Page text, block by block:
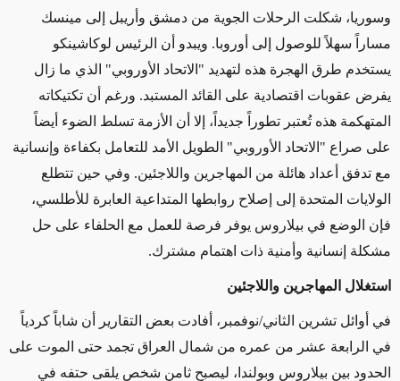
وسوريا، شكلت الرحلات الجوية من دمشق وأريبل إلى مينسك
مساراً سهلاً للوصول إلى أوروبا. ويبدو أن الرئيس لوكاشينكو
يستخدم طرق الهجرة هذه لتهديد "الاتحاد الأوروبي" الذي ما زال
يفرض عقوبات اقتصادية على القائد المستبد. ورغم أن تكتيكاته
المتهكمة هذه تُعتبر تطوراً جديداً، إلا أن الأزمة تسلط الضوء أيضاً
على صراع "الاتحاد الأوروبي" الطويل الأمد للتعامل بكفاءة وإنسانية
مع تدفق أعداد هائلة من المهاجرين واللاجئين. وفي حين تتطلع
الولايات المتحدة إلى إصلاح روابطها المتداعية العابرة للأطلسي،
فإن الوضع في بيلاروس يوفر فرصة للعمل مع الحلفاء على حل
مشكلة إنسانية وأمنية ذات اهتمام مشترك.
استغلال المهاجرين واللاجئين
في أوائل تشرين الثاني/نوفمبر، أفادت بعض التقارير أن شاباً كردياً
في الرابعة عشر من عمره من شمال العراق تجمد حتى الموت على
الحدود بين بيلاروس وبولندا، ليصبح ثامن شخص يلقى حتفه في